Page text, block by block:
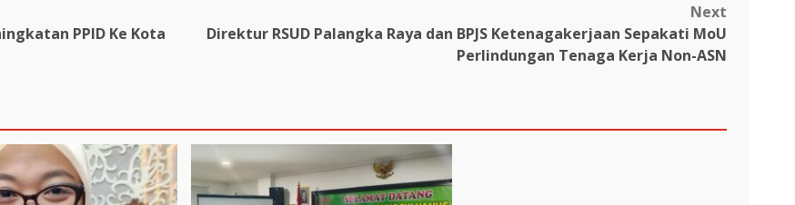
PPID Ke Kota
Next
Direktur RSUD Palangka Raya dan BPJS Ketenagakerjaan Sepakati MoU
Perlindungan Tenaga Kerja Non-ASN